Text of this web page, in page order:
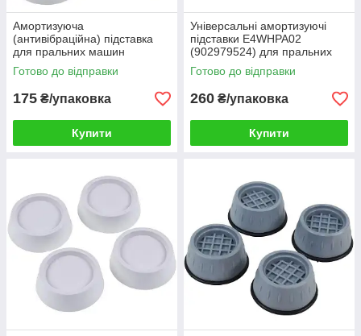
Амортизуюча
(антивібраційна) підставка
для пральних машин
D=44mm (4шт)
Готово до відправки
175 ₴/упаковка
Купити
Універсальні амортизуючі
підставки E4WHPA02
(902979524) для пральних
машин Electrolux
Готово до відправки
260 ₴/упаковка
Купити